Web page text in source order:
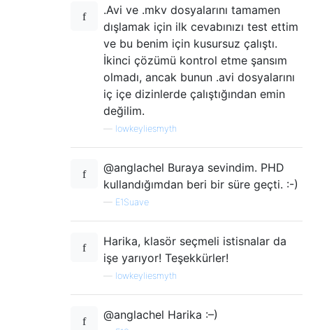
.Avi ve .mkv dosyalarını tamamen
dışlamak için ilk cevabınızı test ettim
ve bu benim için kusursuz çalıştı.
İkinci çözümü kontrol etme şansım
olmadı, ancak bunun .avi dosyalarını
iç içe dizinlerde çalıştığından emin
değilim.
lowkeyliesmyth
@anglachel Buraya sevindim. PHD
kullandığımdan beri bir süre geçti. :-)
— E1Suave
Harika, klasör seçmeli istisnalar da
işe yarıyor! Teşekkürler!
lowkeyliesmyth
@anglachel Harika :–)